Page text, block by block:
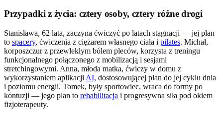
Przypadki z życia: cztery osoby, cztery różne drogi
Stanisława, 62 lata, zaczyna ćwiczyć po latach stagnacji — jej plan
to spacery, ćwiczenia z ciężarem własnego ciała i pilates. Michał,
korposzczur z przewlekłym bólem pleców, korzysta z treningu
funkcjonalnego połączonego z mobilizacją i sesjami
stretchingowymi. Anna, młoda matka, ćwiczy w domu z
wykorzystaniem aplikacji AI, dostosowującej plan do jej cyklu dnia
i poziomu energii. Tomek, były sportowiec, wraca do formy po
kontuzji — jego plan to rehabilitacja i progresywna siła pod okiem
fizjoterapeuty.